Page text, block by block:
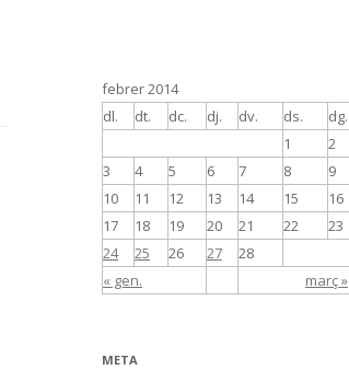
febrer 2014
dl.
dt. dc. dj. dv. ds. dg.
« gen. març »
1
2
3
4 5 6 7 8
9
10
11 12 13 14 15
16
17
18 19 20 21 22
23
24
25 26 27 28
META